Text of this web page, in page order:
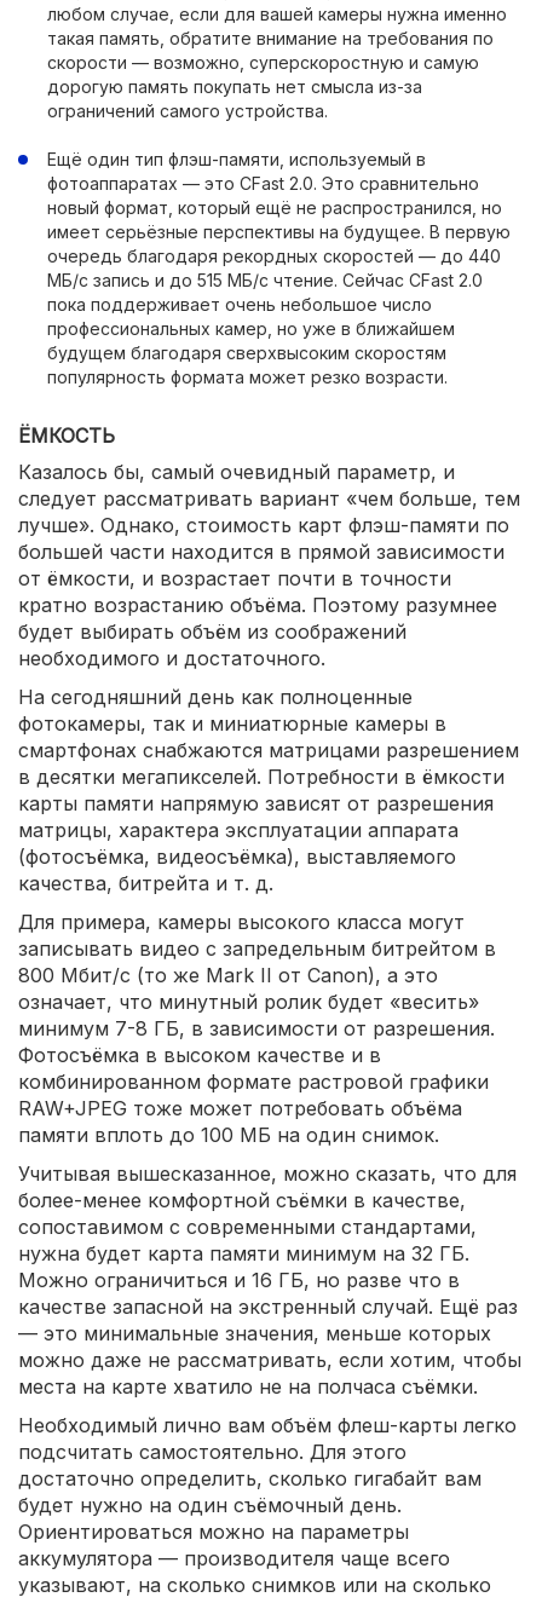
любом случае, если для вашей камеры нужна именно
такая память, обратите внимание на требования по
скорости — возможно, суперскоростную и самую
дорогую память покупать нет смысла из-за
ограничений самого устройства.
Ещё один тип флэш-памяти, используемый в
фотоаппаратах — это CFast 2.0. Это сравнительно
новый формат, который ещё не распространился, но
имеет серьёзные перспективы на будущее. В первую
очередь благодаря рекордных скоростей — до 440
МБ/c запись и до 515 МБ/c чтение. Сейчас CFast 2.0
пока поддерживает очень небольшое число
профессиональных камер, но уже в ближайшем
будущем благодаря сверхвысоким скоростям
популярность формата может резко возрасти.
ЁМКОСТЬ
Казалось бы, самый очевидный параметр, и
следует рассматривать вариант «чем больше, тем
лучше». Однако, стоимость карт флэш-памяти по
большей части находится в прямой зависимости
от ёмкости, и возрастает почти в точности
кратно возрастанию объёма. Поэтому разумнее
будет выбирать объём из соображений
необходимого и достаточного.
На сегодняшний день как полноценные
фотокамеры, так и миниатюрные камеры в
смартфонах снабжаются матрицами разрешением
в десятки мегапикселей. Потребности в ёмкости
карты памяти напрямую зависят от разрешения
матрицы, характера эксплуатации аппарата
(фотосъёмка, видеосъёмка), выставляемого
качества, битрейта и т. д.
Для примера, камеры высокого класса могут
записывать видео с запредельным битрейтом в
800 Мбит/c (то же Mark II от Canon), а это
означает, что минутный ролик будет «весить»
минимум 7-8 ГБ, в зависимости от разрешения.
Фотосъёмка в высоком качестве и в
комбинированном формате растровой графики
RAW+JPEG тоже может потребовать объёма
памяти вплоть до 100 МБ на один снимок.
Учитывая вышесказанное, можно сказать, что для
более-менее комфортной съёмки в качестве,
сопоставимом с современными стандартами,
нужна будет карта памяти минимум на 32 ГБ.
Можно ограничиться и 16 ГБ, но разве что в
качестве запасной на экстренный случай. Ещё раз
— это минимальные значения, меньше которых
можно даже не рассматривать, если хотим, чтобы
места на карте хватило не на полчаса съёмки.
Необходимый лично вам объём флеш-карты легко
подсчитать самостоятельно. Для этого
достаточно определить, сколько гигабайт вам
будет нужно на один съёмочный день.
Ориентироваться можно на параметры
аккумулятора — производителя чаще всего
указывают, на сколько снимков или на сколько